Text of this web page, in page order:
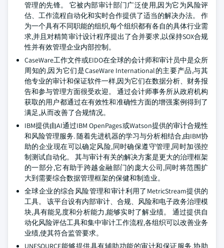
管理的先锋。 它被内部审计部门广泛使用,因为它为风险评
估、工作流程自动化和实时合作提供了适当的解决办法。 作
为一个具有不同职能的组织,每个组织都有各自的具体行业需
求,并且对精简审计设计程序提出了合并要求,以保持SOX合规
性并有效管理企业内部控制。
CaseWare工作文件或EIDO在全球的会计师和审计员中是众所
周知的,因为它们是CaseWare International的主要产品,与其
他专业的审计和保证软件一样,因为它们在数据分析、财务报
告和参与管理方面很受欢迎。 通过会计师事务所从政府机构
获取的用户都通过在有效性和准确性方面的增强案例得到了
满足,从而改善了合规情况。
IBM提供由AI通过IBM OpenPages或Watson提供的审计合规性
和风险管理服务. 随着先进机器的学习与分析相结合,由IBM协
助的企业现在可以确定风险,同时确保遵守管理,同时加强控
制测试自动化。 其与审计有关的解决方案是更大的治理框架
的一部分,它有助于跨越金融部门的庞大公司,同时将范围扩
大到需要综合数据管理框架的保健和制造业。
全球企业的综合风险管理和审计利用了MetricStream提供的
工具。 该平台设有内部审计、合规、风险和电子政务治理模
块,具有能见度和分析能力,能够实时了解业绩。 通过提供自
动化风险评估工具和集中审计工作流程,各组织可以改善业务
业绩,使其符合监管要求。
UNESOURCE能够提供具有辅助功能的审计和保证服务,协助